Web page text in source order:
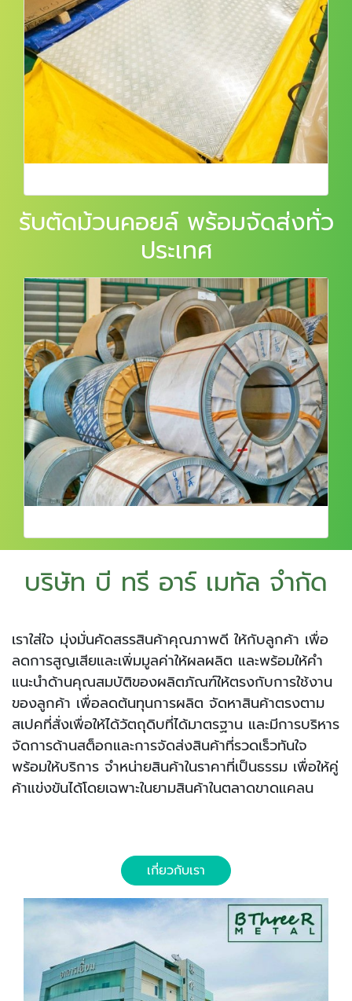
รับตัดม้วนคอยล์ พร้อมจัดส่งทั่ว
ประเทศ
บริษัท บี ทรี อาร์ เมทัล จำกัด
เราใส่ใจ มุ่งมั่นคัดสรรสินค้าคุณภาพดี ให้กับลูกค้า เพื่อ
ลดการสูญเสียและเพิ่มมูลค่าให้ผลผลิต และพร้อมให้คำ
แนะนำด้านคุณสมบัติของผลิตภัณฑ์ให้ตรงกับการใช้งาน
ของลูกค้า เพื่อลดต้นทุนการผลิต จัดหาสินค้าตรงตาม
สเปคที่สั่งเพื่อให้ได้วัตถุดิบที่ได้มาตรฐาน และมีการบริหาร
จัดการด้านสต็อกและการจัดส่งสินค้าที่รวดเร็วทันใจ
พร้อมให้บริการ จำหน่ายสินค้าในราคาที่เป็นธรรม เพื่อให้คู่
ค้าแข่งขันได้โดยเฉพาะในยามสินค้าในตลาดขาดแคลน
เกี่ยวกับเรา